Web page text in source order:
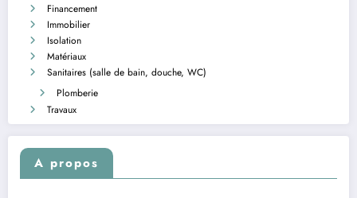
Financement
Immobilier
Isolation
Matériaux
Sanitaires (salle de bain, douche, WC)
Plomberie
Travaux
A propos